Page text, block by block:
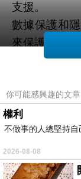
支援。
數據保護和
來保護您的敏
專業道德：
總之，選擇
這些
處於專業和可
開公司是一
開公司推薦
你可能感興趣的文章
權利
不做事的人總堅持自
2026-08-08